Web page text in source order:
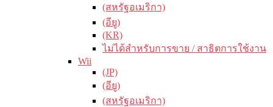
(สหรัฐอเมริกา)
(อียู)
(KR)
ไม่ได้สำหรับการขาย / สาธิตการใช้งาน
Wii
(JP)
(อียู)
(สหรัฐอเมริกา)